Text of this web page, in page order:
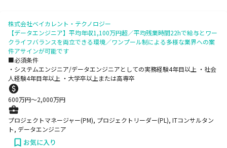
株式会社ベイカレント・テクノロジー
【データエンジニア】平均年収1,100万円超／平均残業時間22hで給与とワー
クライフバランスを両立できる環境／ワンプール制による多様な業界への案
件アサインが可能です
■必須条件
・システムエンジニア/データエンジニアとしての実務経験4年目以上 ・社会
人経験4年目年以上 ・大学卒以上または高専卒
600万円〜2,000万円
プロジェクトマネージャー(PM), プロジェクトリーダー(PL), ITコンサルタン
ト, データエンジニア
お気に入り